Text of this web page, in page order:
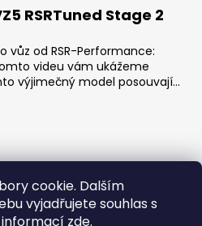
cookie. Dalším
vyjadřujete souhlas s
informací zde.
RSRTuned Stage 2
vůz od RSR-Performance:
videu vám ukážeme
výjimečný model posouvají...
RSRCzech/